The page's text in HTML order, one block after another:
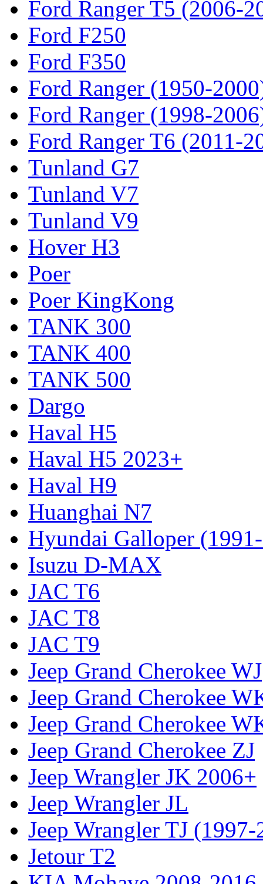
Ford Ranger T5 (2006-
Ford F250
Ford F350
Ford Ranger (1950-
Ford Ranger (1998-
Ford Ranger T6 (2011-
Tunland G7
Tunland V7
Tunland V9
Hover H3
Poer
Poer KingKong
TANK 300
TANK 400
TANK 500
Dargo
Haval H5
Haval H5 2023+
Haval H9
Huanghai N7
Hyundai Galloper
Isuzu D-MAX
JAC T6
JAC T8
JAC T9
Jeep Grand Cherokee WJ
Jeep Grand Cherokee
Jeep Grand Cherokee
Jeep Grand Cherokee ZJ
Jeep Wrangler JK 2006+
Jeep Wrangler JL
Jeep Wrangler TJ
Jetour T2